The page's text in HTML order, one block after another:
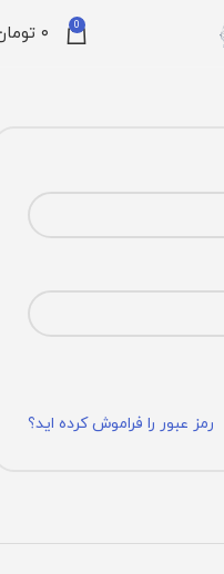
0 ۰
رمز عبور را فراموش کرده اید؟